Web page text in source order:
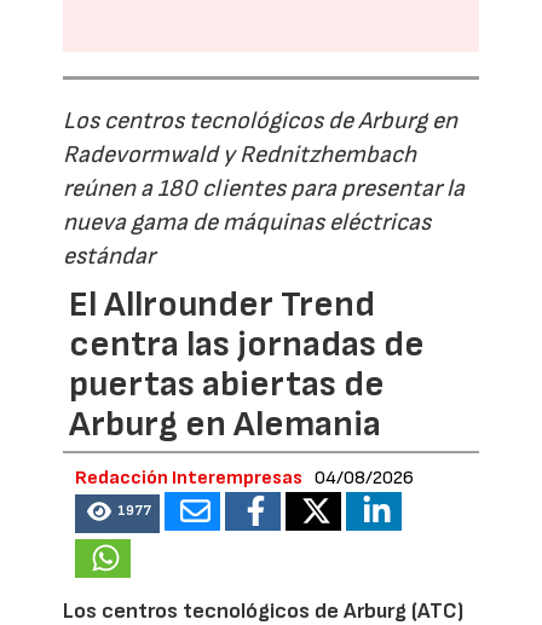
Los centros tecnológicos de Arburg en
Radevormwald y Rednitzhembach
reúnen a 180 clientes para presentar la
nueva gama de máquinas eléctricas
estándar
El Allrounder Trend
centra las jornadas de
puertas abiertas de
Arburg en Alemania
Redacción Interempresas 04/08/2026
1977
Los centros tecnológicos de Arburg (ATC)